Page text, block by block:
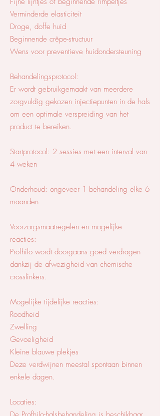
Verminderde elasticiteit
Droge, doffe huid
Beginnende crêpe-structuur
Wens voor preventieve huidondersteuning
Behandelingsprotocol:
Er wordt gebruikgemaakt van meerdere
zorgvuldig gekozen injectiepunten in de hals
om een optimale verspreiding van het
product te bereiken.
Startprotocol: 2 sessies met een interval van
4 weken
Onderhoud: ongeveer 1 behandeling elke 6
maanden
Voorzorgsmaatregelen en mogelijke
reacties:
Profhilo wordt doorgaans goed verdragen
dankzij de afwezigheid van chemische
crosslinkers.
Mogelijke tijdelijke reacties:
Roodheid
Zwelling
Gevoeligheid
Kleine blauwe plekjes
Deze verdwijnen meestal spontaan binnen
enkele dagen.
Locaties: